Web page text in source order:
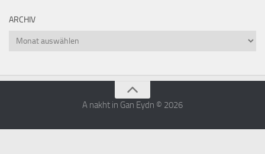
ARCHIV
Archiv
A nakht in Gan Eydn © 2026